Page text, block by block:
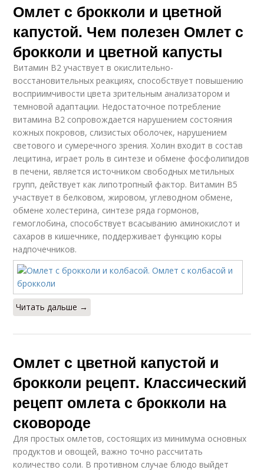
Омлет с брокколи и цветной
капустой. Чем полезен Омлет с
брокколи и цветной капусты
Витамин В2 участвует в окислительно-
восстановительных реакциях, способствует повышению
восприимчивости цвета зрительным анализатором и
темновой адаптации. Недостаточное потребление
витамина В2 сопровождается нарушением состояния
кожных покровов, слизистых оболочек, нарушением
светового и сумеречного зрения. Холин входит в состав
лецитина, играет роль в синтезе и обмене фосфолипидов
в печени, является источником свободных метильных
групп, действует как липотропный фактор. Витамин В5
участвует в белковом, жировом, углеводном обмене,
обмене холестерина, синтезе ряда гормонов,
гемоглобина, способствует всасыванию аминокислот и
сахаров в кишечнике, поддерживает функцию коры
надпочечников.
Читать дальше →
Омлет с цветной капустой и
брокколи рецепт. Классический
рецепт омлета с брокколи на
сковороде
Для простых омлетов, состоящих из минимума основных
продуктов и овощей, важно точно рассчитать
количество соли. В противном случае блюдо выйдет